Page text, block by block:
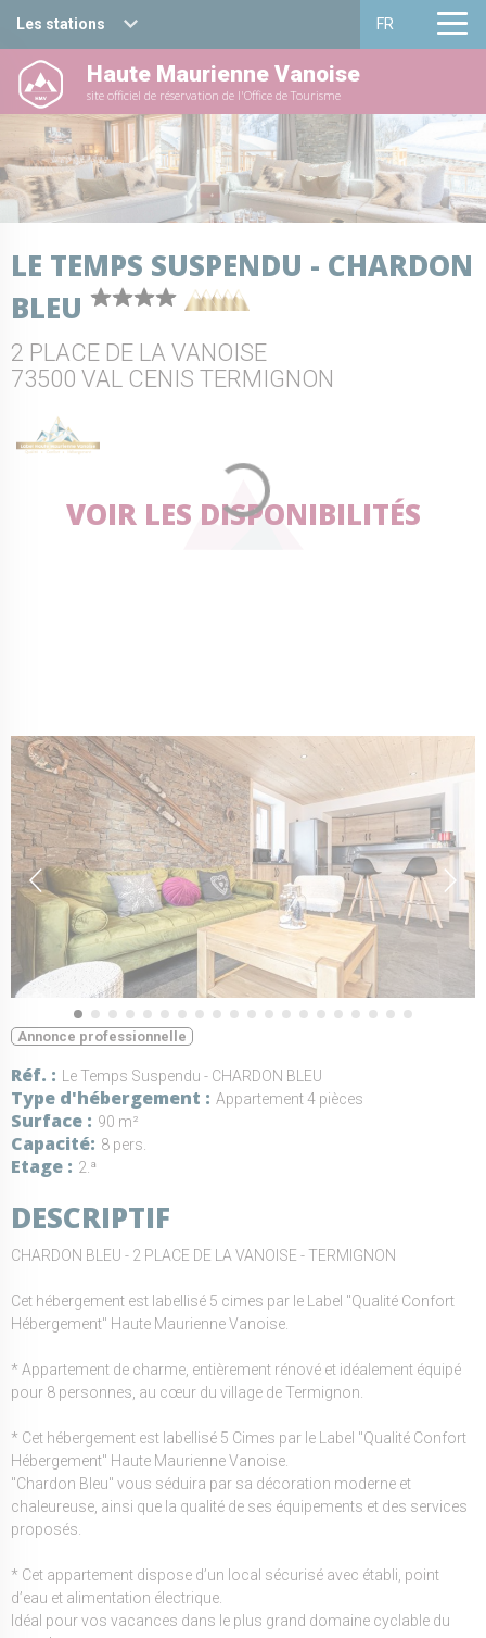
Les stations
Haute Maurienne Vanoise
Valfréjus
La Norma
Aussois
Val Cenis
Bessans
Bonneval sur arc
FR
Français
English
Haute Maurienne Vanoise
site officiel de réservation de l'Office de Tourisme
Annonce professionnelle
Réf. Le Temps Suspendu - CHARDON BLEU
Type d'hébergement Appartement 4 pièces
Surface 90 m²
Capacité 8 pers.
Etage 2.ª
DESCRIPTIF
CHARDON BLEU - 2 PLACE DE LA VANOISE - TERMIGNON
Cet hébergement est labellisé 5 cimes par le Label "Qualité Confort
Hébergement" Haute Maurienne Vanoise.
* Appartement de charme, entièrement rénové et idéalement équipé
pour 8 personnes, au cœur du village de Termignon.
* Cet hébergement est labellisé 5 Cimes par le Label "Qualité Confort
Hébergement" Haute Maurienne Vanoise.
"Chardon Bleu" vous séduira par sa décoration moderne et
chaleureuse, ainsi que la qualité de ses équipements et des services
proposés.
* Cet appartement dispose d’un local sécurisé avec établi, point
d’eau et alimentation électrique.
Idéal pour vos vacances dans le plus grand domaine cyclable du
LE TEMPS SUSPENDU - CHARDON
BLEU
2 PLACE DE LA VANOISE
73500 VAL CENIS TERMIGNON
VOIR LES DISPONIBILITÉS